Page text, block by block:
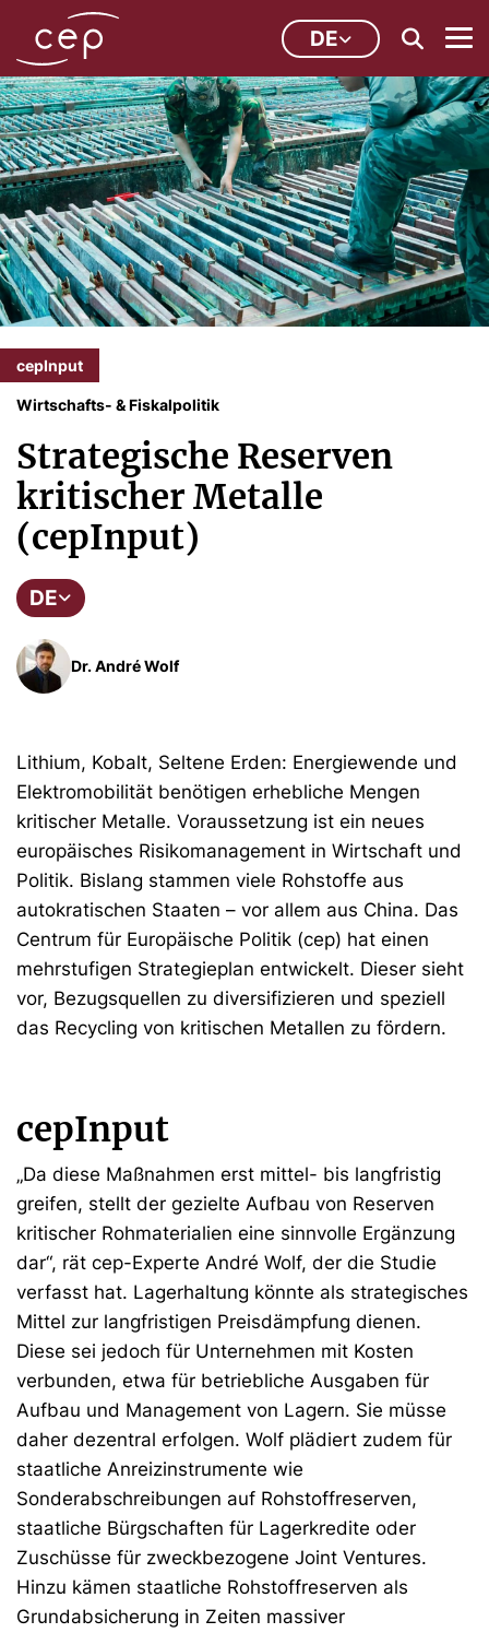
DE
cepInput
Wirtschafts- & Fiskalpolitik
Strategische Reserven
kritischer Metalle
(cepInput)
DE
Dr. André Wolf
Lithium, Kobalt, Seltene Erden: Energiewende und
Elektromobilität benötigen erhebliche Mengen
kritischer Metalle. Voraussetzung ist ein neues
europäisches Risikomanagement in Wirtschaft und
Politik. Bislang stammen viele Rohstoffe aus
autokratischen Staaten – vor allem aus China. Das
Centrum für Europäische Politik (cep) hat einen
mehrstufigen Strategieplan entwickelt. Dieser sieht
vor, Bezugsquellen zu diversifizieren und speziell
das Recycling von kritischen Metallen zu fördern.
cepInput
„Da diese Maßnahmen erst mittel- bis langfristig
greifen, stellt der gezielte Aufbau von Reserven
kritischer Rohmaterialien eine sinnvolle Ergänzung
dar“, rät cep-Experte André Wolf, der die Studie
verfasst hat. Lagerhaltung könnte als strategisches
Mittel zur langfristigen Preisdämpfung dienen.
Diese sei jedoch für Unternehmen mit Kosten
verbunden, etwa für betriebliche Ausgaben für
Aufbau und Management von Lagern. Sie müsse
daher dezentral erfolgen. Wolf plädiert zudem für
staatliche Anreizinstrumente wie
Sonderabschreibungen auf Rohstoffreserven,
staatliche Bürgschaften für Lagerkredite oder
Zuschüsse für zweckbezogene Joint Ventures.
Hinzu kämen staatliche Rohstoffreserven als
Grundabsicherung in Zeiten massiver